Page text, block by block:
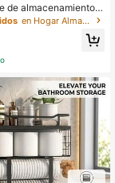
de almacenamiento d
sobre el inodoro, esta
metal independient
almacenamiento sobr
en el baño, negro. Bl
en Hogar Almacenamiento sobre el inodoro